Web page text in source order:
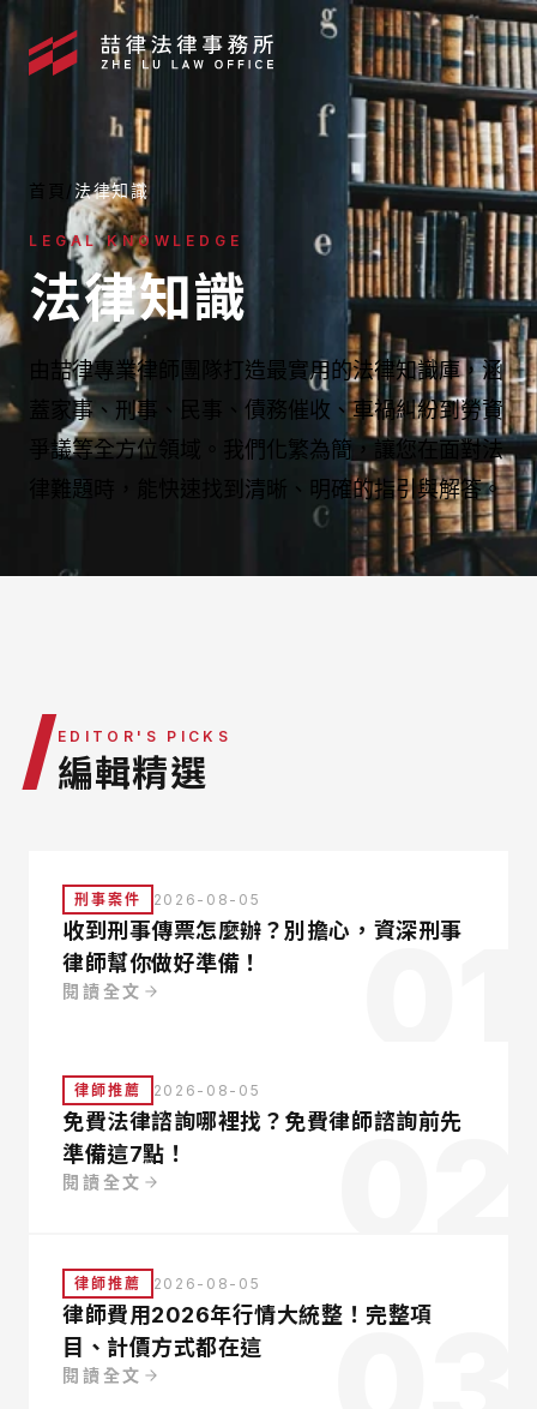
媒體報導
首頁 / 法律知識
LEGAL KNOWLEDGE
法律知識
由喆律專業律師團隊打造最實用的法律知識庫，涵
蓋家事、刑事、民事、債務催收、車禍糾紛到勞資
爭議等全方位領域。我們化繁為簡，讓您在面對法
律難題時，能快速找到清晰、明確的指引與解答。
/EDITOR'S PICKS
編輯精選
刑事案件 2026-08-05
收到刑事傳票怎麼辦？別擔心，資深刑事
律師幫你做好準備！
閱讀全文
律師推薦 2026-08-05
免費法律諮詢哪裡找？免費律師諮詢前先
準備這7點！
閱讀全文 02
律師推薦 2026-08-05
律師費用2026年行情大統整！完整項
目、計價方式都在這
閱讀全文